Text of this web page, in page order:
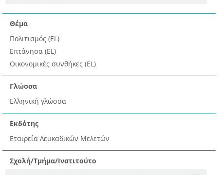
Θέμα
Πολιτισμός (EL)
Επτάνησα (EL)
Οικονομικές συνθήκες (EL)
Γλώσσα
Ελληνική γλώσσα
Εκδότης
Εταιρεία Λευκαδικών Μελετών
Σχολή/Τμήμα/Ινστιτούτο